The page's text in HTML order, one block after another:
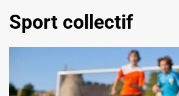
Sport collectif